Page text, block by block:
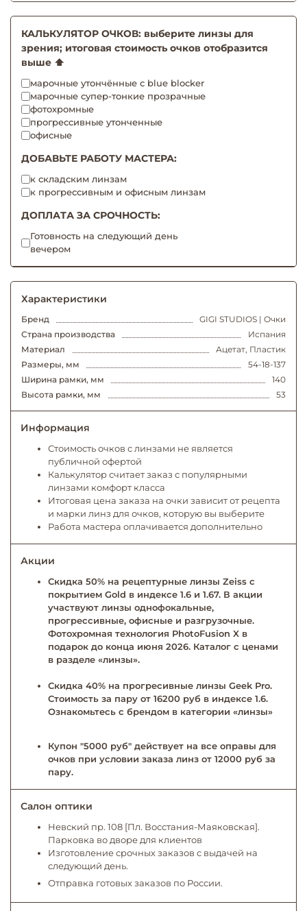
КАЛЬКУЛЯТОР ОЧКОВ: выберите линзы для
зрения; итоговая стоимость очков отобразится
выше ⬆️
марочные утончённые с blue blocker
марочные супер-тонкие прозрачные
фотохромные
прогрессивные утонченные
офисные
ДОБАВЬТЕ РАБОТУ МАСТЕРА:
к складским линзам
к прогрессивным и офисным линзам
ДОПЛАТА ЗА СРОЧНОСТЬ:
Готовность на следующий день
вечером
Характеристики
Бренд
GIGI STUDIOS | Очки
Страна производства
Испания
Материал
Ацетат, Пластик
Размеры, мм
54-18-137
Ширина рамки, мм
140
Высота рамки, мм
53
Информация
Стоимость очков с линзами не является
публичной офертой
Калькулятор считает заказ с популярными
линзами комфорт класса
Итоговая цена заказа на очки зависит от рецепта
и марки линз для очков, которую вы выберите
Работа мастера оплачивается дополнительно
Акции
Скидка 50% на рецептурные линзы Zeiss с
покрытием Gold в индексе 1.6 и 1.67. В акции
участвуют линзы однофокальные,
прогрессивные, офисные и разгрузочные.
Фотохромная технология PhotoFusion X в
подарок до конца июня 2026. Каталог с ценами
в разделе «линзы».
Скидка 40% на прогресивные линзы Geek Pro.
Стоимость за пару от 16200 руб в индексе 1.6.
Ознакомьтесь с брендом в категории «линзы»
Купон "5000 руб" действует на все оправы для
очков при условии заказа линз от 12000 руб за
пару.
Салон оптики
Невский пр. 108 [Пл. Восстания-Маяковская].
Парковка во дворе для клиентов
Изготовление срочных заказов с выдачей на
следующий день.
Отправка готовых заказов по России.